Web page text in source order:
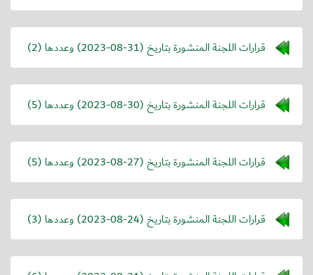
قرارات اللجنة المنشورة بتاريخ (2023-08-31) وعددها (2)
قرارات اللجنة المنشورة بتاريخ (2023-08-30) وعددها (5)
قرارات اللجنة المنشورة بتاريخ (2023-08-27) وعددها (5)
قرارات اللجنة المنشورة بتاريخ (2023-08-24) وعددها (3)